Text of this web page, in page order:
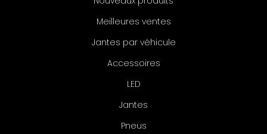
Meilleures ventes
Jantes par véhicule
Accessoires
LED
Jantes
Pneus